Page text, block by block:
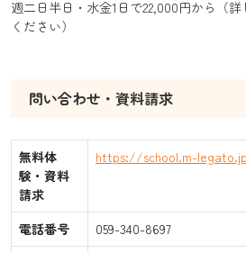
週二日半日・水金1日で22,000円から（
ください）
問い合わせ・資料請求
無料体
験・資料
請求
https://school.m-
電話番号
059-340-8697